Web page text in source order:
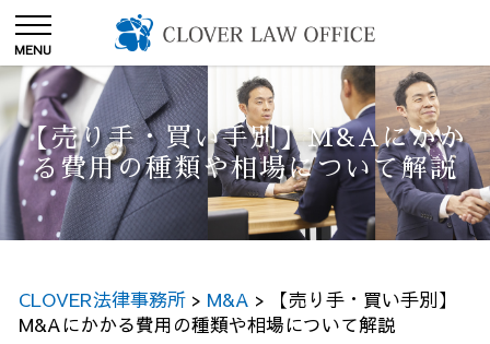
【売り手・買い手別】M&Aにかか
る費用の種類や相場について解説
CLOVER法律事務所 > M&A >
【売り手・買い手別】
M&Aにかかる費用の種類や相場について解説